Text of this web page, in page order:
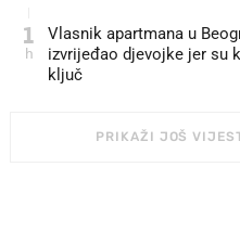
1
h
Vlasnik apartmana u
izvrijeđao djevojke jer su
ključ
PRIKAŽI JOŠ